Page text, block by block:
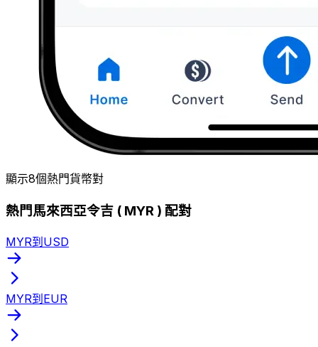
顯示8個熱門貨幣對
熱門馬來西亞令吉 ( MYR ) 配對
MYR到USD
MYR到EUR